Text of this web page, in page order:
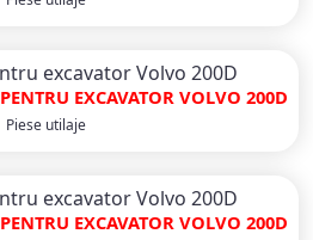
EXCAVATOR VOLVO 200D
Piese utilaje
EXCAVATOR VOLVO 200D